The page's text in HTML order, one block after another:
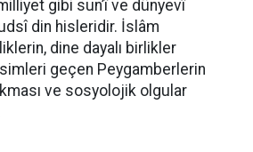
gibi sun’î ve dünyevî
din hisleridir. İslâm
dine dayalı birlikler
isimleri geçen Peygamberlerin
ve sosyolojik olgular